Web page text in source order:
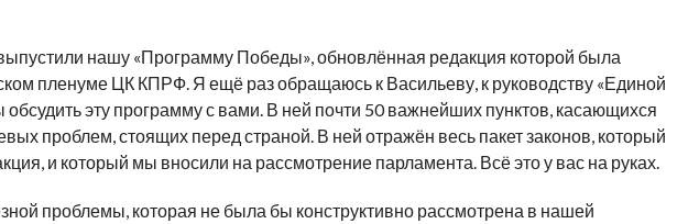
нашу «Программу Победы», обновлённая редакция которой была
пленуме ЦК КПРФ. Я ещё раз обращаюсь к Васильеву, к руководству «Единой
эту программу с вами. В ней почти 50 важнейших пунктов, касающихся
проблем, стоящих перед страной. В ней отражён весь пакет законов, который
и который мы вносили на рассмотрение парламента. Всё это у вас на руках.
проблемы, которая не была бы конструктивно рассмотрена в нашей